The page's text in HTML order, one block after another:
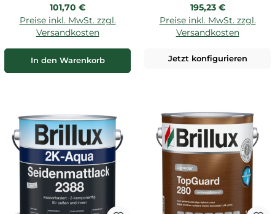
Regulärer Preis:
101,70 €
Preise inkl. MwSt. zzgl.
Versandkosten
In den Warenkorb
Regulärer Preis:
195,23 €
Preise inkl. MwSt. zzgl.
Versandkosten
Jetzt konfigurieren